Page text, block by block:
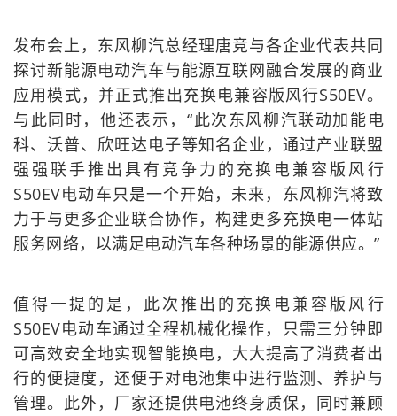
发布会上，东风柳汽总经理唐竞与各企业代表共同
探讨新能源电动汽车与能源互联网融合发展的商业
应用模式，并正式推出充换电兼容版风行S50EV。
与此同时，他还表示，“此次东风柳汽联动加能电
科、沃普、欣旺达电子等知名企业，通过产业联盟
强强联手推出具有竞争力的充换电兼容版风行
S50EV电动车只是一个开始，未来，东风柳汽将致
力于与更多企业联合协作，构建更多充换电一体站
服务网络，以满足电动汽车各种场景的能源供应。”
值得一提的是，此次推出的充换电兼容版风行
S50EV电动车通过全程机械化操作，只需三分钟即
可高效安全地实现智能换电，大大提高了消费者出
行的便捷度，还便于对电池集中进行监测、养护与
管理。此外，厂家还提供电池终身质保，同时兼顾